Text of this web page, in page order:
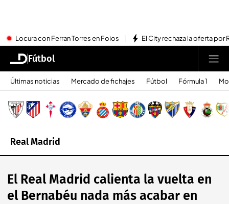
Locura con Ferran Torres en Foios El City rechaza la oferta por
Fútbol
Últimas noticias Mercado de fichajes Fútbol Fórmula 1
Real Madrid
El Real Madrid calienta la vuelta en
el Bernabéu nada más acabar en